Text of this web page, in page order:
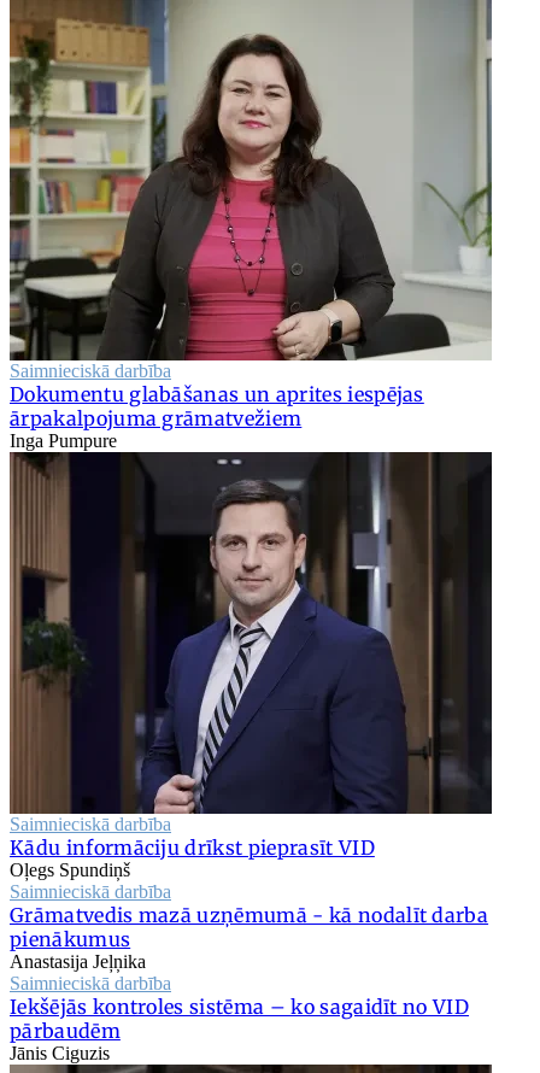
Saimnieciskā darbība
Dokumentu glabāšanas un aprites iespējas
ārpakalpojuma grāmatvežiem
Inga Pumpure
Saimnieciskā darbība
Kādu informāciju drīkst pieprasīt VID
Oļegs Spundiņš
Saimnieciskā darbība
Grāmatvedis mazā uzņēmumā - kā nodalīt darba
pienākumus
Anastasija Jeļņika
Saimnieciskā darbība
Iekšējās kontroles sistēma – ko sagaidīt no VID
pārbaudēm
Jānis Ciguzis